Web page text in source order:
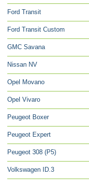
Ford Transit
Ford Transit Custom
GMC Savana
Nissan NV
Opel Movano
Opel Vivaro
Peugeot Boxer
Peugeot Expert
Peugeot 308 (P5)
Volkswagen ID.3